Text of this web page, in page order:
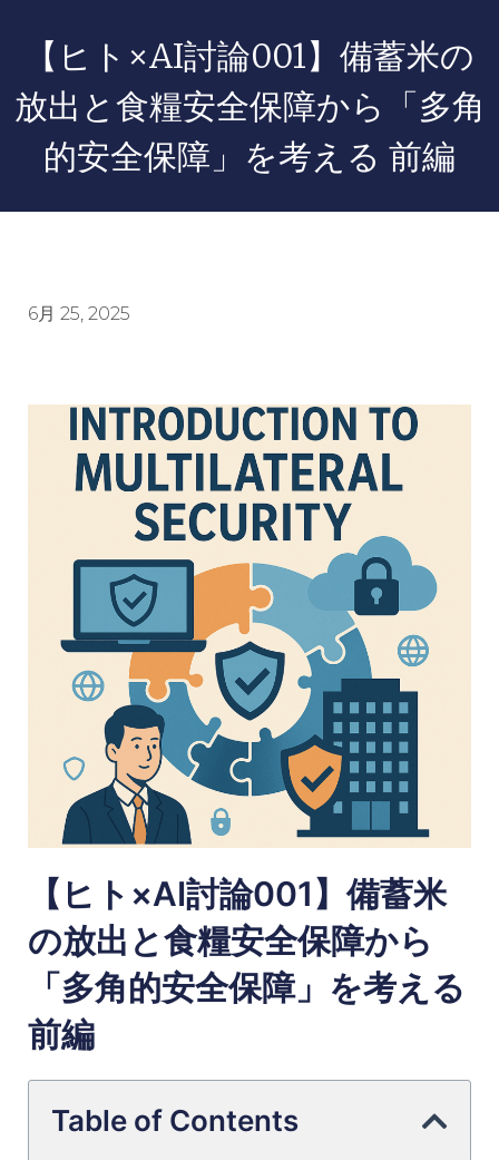
【ヒト×AI討論001】備蓄米の
放出と食糧安全保障から「多角
的安全保障」を考える 前編
6月 25, 2025
【ヒト×AI討論001】備蓄米
の放出と食糧安全保障から
「多角的安全保障」を考える
前編
Table of Contents